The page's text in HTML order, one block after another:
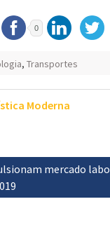
0
, Transportes
Moderna
mercado